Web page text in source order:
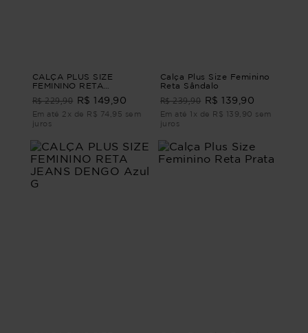
CALÇA PLUS SIZE
FEMININO RETA
ALFAIATARIA LEEDS Azul
G
R$ 229,90 R$ 149,90
Em até 2x de R$ 74,95 sem
juros
Calça Plus Size Feminino
Reta Sândalo
R$ 239,90 R$ 139,90
Em até 1x de R$ 139,90 sem
juros